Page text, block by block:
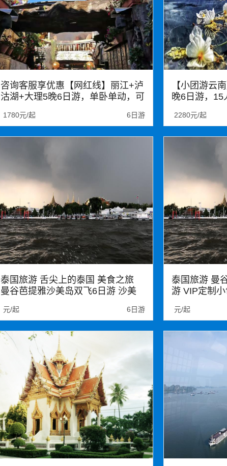
咨询客服享优惠【网红线】丽江+泸
沽湖+大理5晚6日游，单卧单动，可
1780元/起 6日游
大理 丽江 泸沽湖
玉龙雪山
【小团游云
晚6日游，15
2280元/起
丽江 大理
泰国旅游 舌尖上的泰国 美食之旅
曼谷芭提雅沙美岛双飞6日游 沙美
零自费
元/起 6日游
泰国 沙美岛 大皇宫 清迈小镇
泰国旅游 曼
游 VIP定制
元/起
泰国 大皇宫